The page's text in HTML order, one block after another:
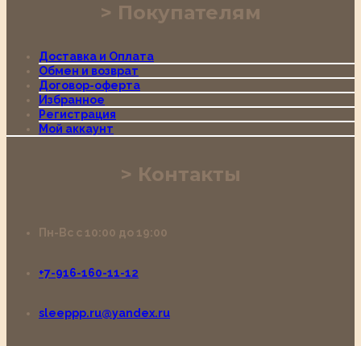
Покупателям
Доставка и Оплата
Обмен и возврат
Договор-оферта
Избранное
Регистрация
Мой аккаунт
Контакты
Пн-Вс с 10:00 до 19:00
+7-916-160-11-12
sleeppp.ru@yandex.ru